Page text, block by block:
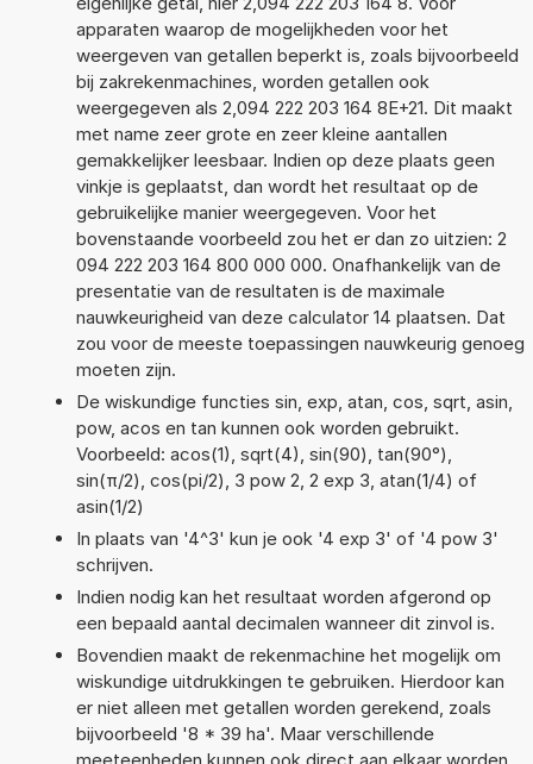
apparaten waarop de mogelijkheden voor het
weergeven van getallen beperkt is, zoals bijvoorbeeld
bij zakrekenmachines, worden getallen ook
weergegeven als 2,094 222 203 164 8E+21. Dit maakt
met name zeer grote en zeer kleine aantallen
gemakkelijker leesbaar. Indien op deze plaats geen
vinkje is geplaatst, dan wordt het resultaat op de
gebruikelijke manier weergegeven. Voor het
bovenstaande voorbeeld zou het er dan zo uitzien: 2
094 222 203 164 800 000 000. Onafhankelijk van de
presentatie van de resultaten is de maximale
nauwkeurigheid van deze calculator 14 plaatsen. Dat
zou voor de meeste toepassingen nauwkeurig genoeg
moeten zijn.
De wiskundige functies sin, exp, atan, cos, sqrt, asin,
pow, acos en tan kunnen ook worden gebruikt.
Voorbeeld: acos(1), sqrt(4), sin(90), tan(90°),
sin(π/2), cos(pi/2), 3 pow 2, 2 exp 3, atan(1/4) of
asin(1/2)
In plaats van '4^3' kun je ook '4 exp 3' of '4 pow 3'
schrijven.
Indien nodig kan het resultaat worden afgerond op
een bepaald aantal decimalen wanneer dit zinvol is.
Bovendien maakt de rekenmachine het mogelijk om
wiskundige uitdrukkingen te gebruiken. Hierdoor kan
er niet alleen met getallen worden gerekend, zoals
bijvoorbeeld '8 * 39 ha'. Maar verschillende
meeteenheden kunnen ook direct aan elkaar worden